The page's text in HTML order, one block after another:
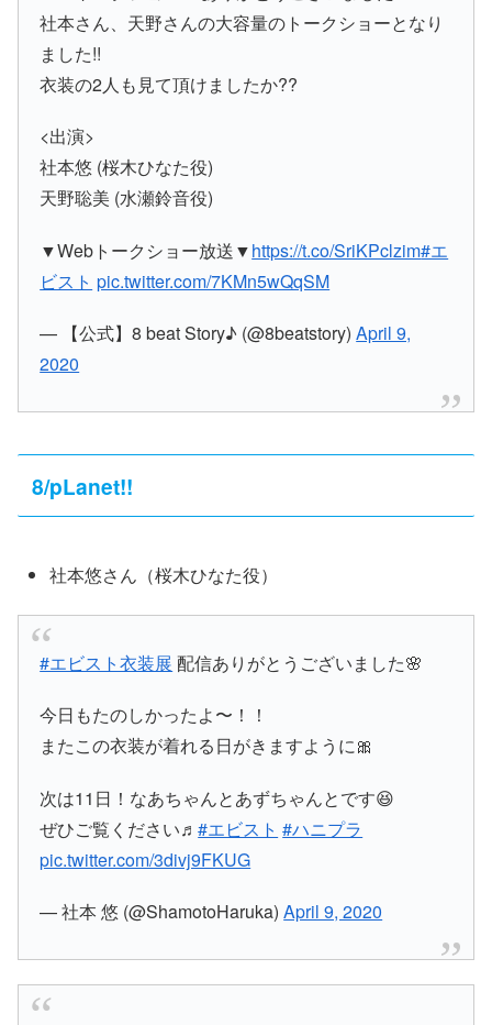
社本さん、天野さんの大容量のトークショーとなり
ました!!
衣装の2人も見て頂けましたか??
<出演>
社本悠 (桜木ひなた役)
天野聡美 (水瀬鈴音役)
▼Webトークショー放送▼https://t.co/SriKPclzim#エ
ビスト pic.twitter.com/7KMn5wQqSM
— 【公式】8 beat Story♪ (@8beatstory)April 9,
2020
8/pLanet!!
社本悠さん（桜木ひなた役）
#エビスト衣装展 配信ありがとうございました🌸
今日もたのしかったよ〜！！
またこの衣装が着れる日がきますように🎀
次は11日！なあちゃんとあずちゃんとです😆
ぜひご覧ください♬#エビスト #ハニプラ
pic.twitter.com/3divj9FKUG
— 社本 悠 (@ShamotoHaruka)April 9, 2020